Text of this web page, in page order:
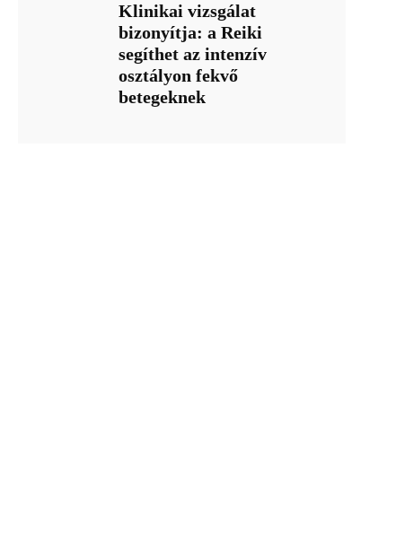
Klinikai vizsgálat
bizonyítja: a Reiki
segíthet az intenzív
osztályon fekvő
betegeknek